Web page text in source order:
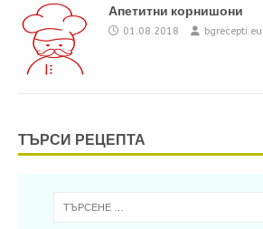
Апетитни корнишони
01.08.2018 bgrecepti.eu
ТЪРСИ РЕЦЕПТА